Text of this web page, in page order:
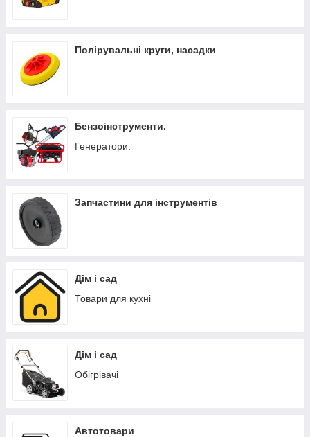
Полірувальні круги, насадки
Бензоінструменти.
Генератори.
Запчастини для інструментів
Дім і сад
Товари для кухні
Дім і сад
Обігрівачі
Автотовари